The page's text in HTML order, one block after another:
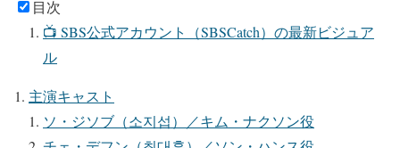
目次
📺 SBS公式アカウント（SBSCatch）の最新ビジュア
ル
主演キャスト
ソ・ジソブ（소지섭）／キム・ナクソン役